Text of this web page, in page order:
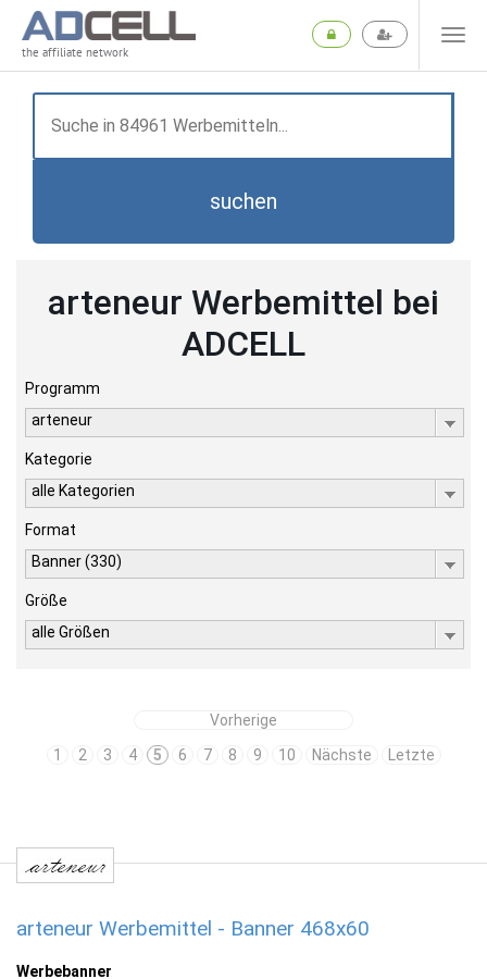
the affiliate network
suchen
arteneur Werbemittel bei
ADCELL
Programm
arteneur
Kategorie
alle Kategorien
Format
Banner (330)
Größe
alle Größen
Vorherige
1
2 3 4 5 6 7 8 9 10 Nächste Letzte
arteneur Werbemittel - Banner 468x60
Werbebanner